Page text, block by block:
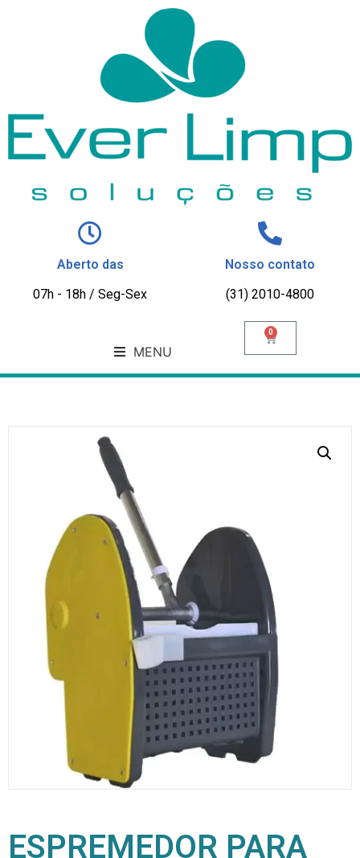
Aberto das
07h - 18h / Seg-Sex
Nosso contato
(31) 2010-4800
MENU
0
ESPREMEDOR PARA